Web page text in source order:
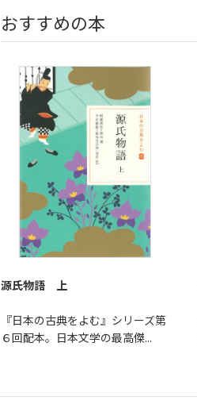
おすすめの本
源氏物語 上
『日本の古典をよむ』シリーズ第
６回配本。日本文学の最高傑...